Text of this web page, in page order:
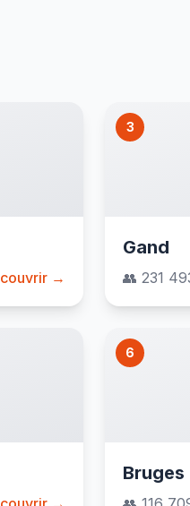
→
3
Gand
👥 231
6
Bruges